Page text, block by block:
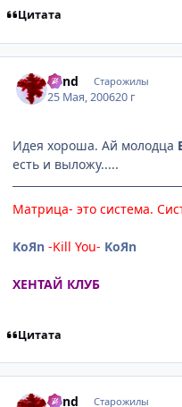
Цитата
Blind Старожилы
25 Мая, 200620 г
Идея хороша. Ай молодца
есть и выложу.....
Матрица- это система.
KoЯn -Kill You- KoЯn
ХЕНТАЙ КЛУБ
Цитата
Blind Старожилы